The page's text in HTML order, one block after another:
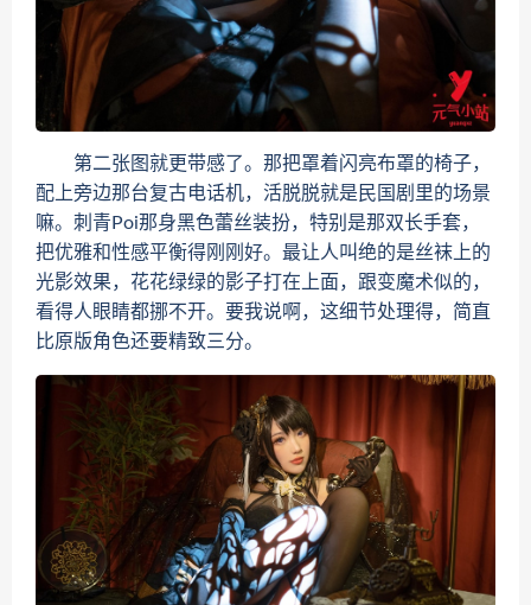
第二张图就更带感了。那把罩着闪亮布罩的椅子，
配上旁边那台复古电话机，活脱脱就是民国剧里的场景
嘛。刺青Poi那身黑色蕾丝装扮，特别是那双长手套，
把优雅和性感平衡得刚刚好。最让人叫绝的是丝袜上的
光影效果，花花绿绿的影子打在上面，跟变魔术似的，
看得人眼睛都挪不开。要我说啊，这细节处理得，简直
比原版角色还要精致三分。